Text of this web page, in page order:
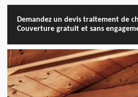
Demandez un devis traitement de
Couverture gratuit et sans